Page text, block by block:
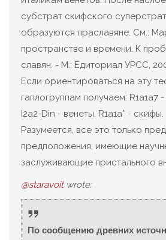
субстрат скифского
образуются праславяне. См.:
пространстве и времени. К
славян. - М.: Едиториал УРСС,
Если ориентироваться на эту
гаплогруппам получаем: R1a1a7
I2a2-Din - венеты, R1a1a* - скифы.
Разумеется, все это только
предположения, имеющие
заслуживающие пристального
@staravoitwrote:
По сообщению древних